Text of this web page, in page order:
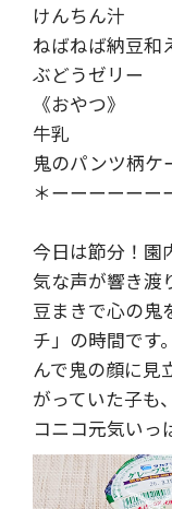
けんちん汁
ねばねば納豆和
ぶどうゼリー
《おやつ》
牛乳
鬼のパンツ柄ケ
＊ーーーーーー
今日は節分！園
気な声が響き渡
豆まきで心の鬼
チ」の時間です
んで鬼の顔に見
がっていた子も
コニコ元気いっ